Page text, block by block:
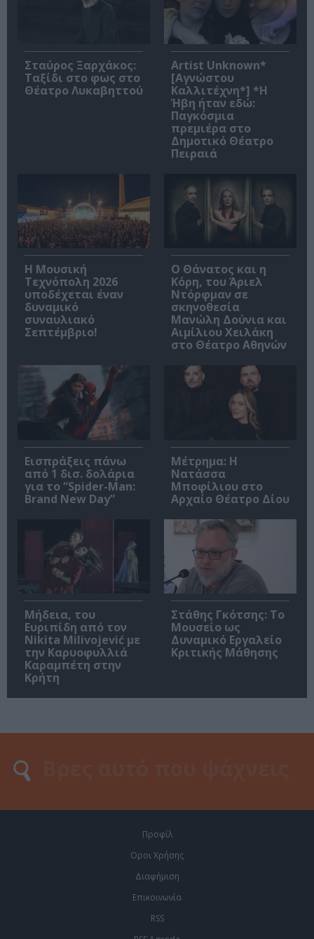
Σταύρος Ξαρχάκος:
Ταξίδι στο φως στο
Θέατρο Λυκαβηττού
Artist Unknown*
[Αγνώστου
Καλλιτέχνη*] *Η
Ήβη ήταν εδώ:
Παγκόσμια
πρεμιέρα στο
Δημοτικό Θέατρο
Πειραιά
Η Μουσική
Τεχνόπολη 2026
υποδέχεται έναν
δυναμικό
συναυλιακό
Σεπτέμβριο!
Ο Θάνατος και η
Κόρη, του Άριελ
Ντόρφμαν σε
σκηνοθεσία
Μανώλη Δούνια και
Αιμίλιου Χειλάκη
στο Θέατρο Αθηνών
Εισπράξεις πάνω
από 1 δισ. δολάρια
για το “Spider-Man:
Brand New Day”
Μέτρημα: Η
Νατάσσα
Μποφίλιου στο
Αρχαίο Θέατρο Δίου
Μήδεια, του
Ευριπίδη από τον
Nikita Milivojević με
την Καρυοφυλλιά
Καραμπέτη στην
Κρήτη
Στάθης Γκότσης: Το
Μουσείο ως
Δυναμικό Εργαλείο
Κριτικής Μάθησης
Προφίλ
Οροι Χρήσης
Διαφήμιση
Επικοινωνία
RSS